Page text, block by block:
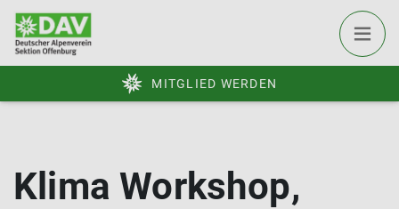
MITGLIED WERDEN
Klima Workshop,